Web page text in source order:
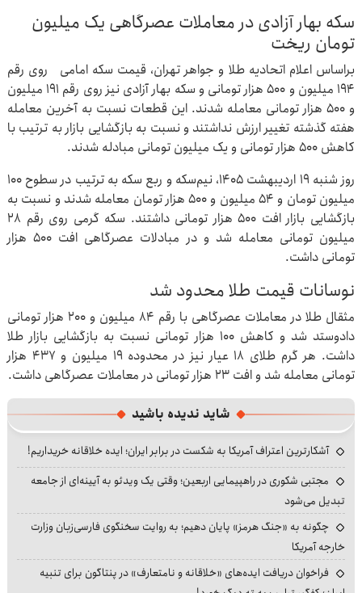
سکه بهار آزادی در معاملات عصرگاهی یک میلیون
تومان ریخت
براساس اعلام اتحادیه طلا و جواهر تهران، قیمت سکه امامی روی رقم
۱۹۴ میلیون و ۵۰۰ هزار تومانی و سکه بهار آزادی نیز روی رقم ۱۹۱ میلیون
و ۵۰۰ هزار تومانی معامله شدند. این قطعات نسبت به آخرین معامله
هفته گذشته تغییر ارزش نداشتند و نسبت به بازگشایی بازار به ترتیب با
کاهش ۵۰۰ هزار تومانی و یک میلیون تومانی مبادله شدند.
روز شنبه ۱۹ اردیبهشت ۱۴۰۵، نیم‌سکه و ربع سکه به ترتیب در سطوح ۱۰۰
میلیون تومان و ۵۴ میلیون و ۵۰۰ هزار تومان معامله شدند و نسبت به
بازگشایی بازار افت ۵۰۰ هزار تومانی داشتند. سکه گرمی روی رقم ۲۸
میلیون تومانی معامله شد و در مبادلات عصرگاهی افت ۵۰۰ هزار
تومانی داشت.
نوسانات قیمت طلا محدود شد
مثقال طلا در معاملات عصرگاهی با رقم ۸۴ میلیون و ۲۰۰ هزار تومانی
دادوستد شد و کاهش ۱۰۰ هزار تومانی نسبت به بازگشایی بازار طلا
داشت. هر گرم طلای ۱۸ عیار نیز در محدوده ۱۹ میلیون و ۴۳۷ هزار
تومانی معامله شد و افت ۲۳ هزار تومانی در معاملات عصرگاهی داشت.
شاید ندیده باشید
آشکارترین اعتراف آمریکا به شکست در برابر ایران؛ ایده خلاقانه خریداریم!
مجتبی شکوری در راهپیمایی اربعین؛ وقتی یک ویدئو به آیینه‌ای از جامعه
تبدیل می‌شود
چگونه به «جنگ هرمز» پایان دهیم؛ به روایت سخنگوی فارسی‌زبان وزارت
خارجه آمریکا
فراخوان دریافت ایده‌های «خلاقانه و نامتعارف» در پنتاگون برای تنبیه